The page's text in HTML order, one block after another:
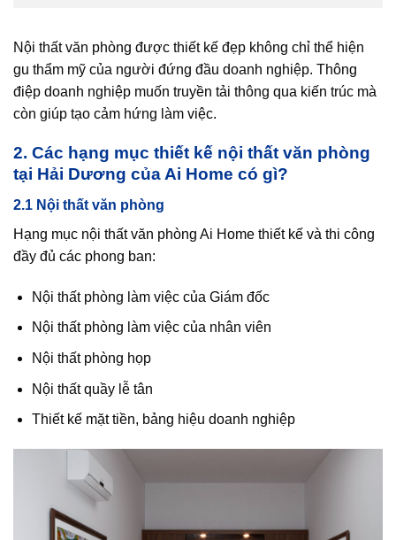
Nội thất văn phòng được thiết kế đẹp không chỉ thể hiện
gu thẩm mỹ của người đứng đầu doanh nghiệp. Thông
điệp doanh nghiệp muốn truyền tải thông qua kiến trúc mà
còn giúp tạo cảm hứng làm việc.
2. Các hạng mục thiết kế nội thất văn phòng
tại Hải Dương của Ai Home có gì?
2.1 Nội thất văn phòng
Hạng mục nội thất văn phòng Ai Home thiết kế và thi công
đầy đủ các phong ban:
Nội thất phòng làm việc của Giám đốc
Nội thất phòng làm việc của nhân viên
Nội thất phòng họp
Nội thất quầy lễ tân
Thiết kế mặt tiền, bảng hiệu doanh nghiệp